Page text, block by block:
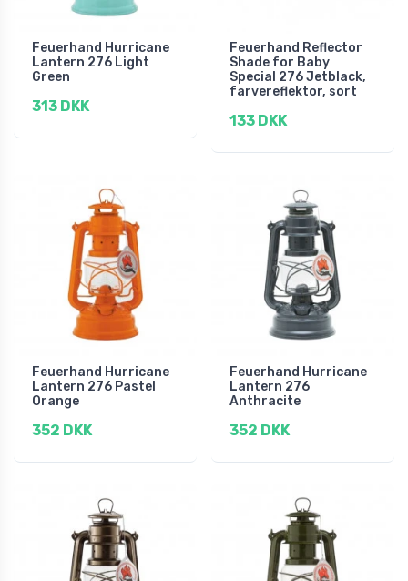
Feuerhand Hurricane
Lantern 276 Light
Green
313 DKK
Feuerhand Reflector
Shade for Baby
Special 276 Jetblack,
farvereflektor, sort
133 DKK
Feuerhand Hurricane
Lantern 276 Pastel
Orange
352 DKK
Feuerhand Hurricane
Lantern 276
Anthracite
352 DKK